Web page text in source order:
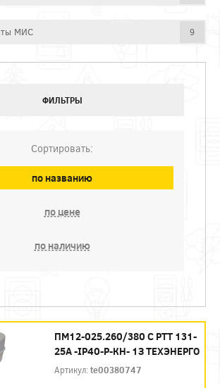
МИС 9
ФИЛЬТРЫ
Сортировать:
по названию
по цене
по наличию
ПМ12-025.260/380 С РТТ 131-
25А -IP40-Р-КН- 1З ТЕХЭНЕРГО
Артикул:te00380747